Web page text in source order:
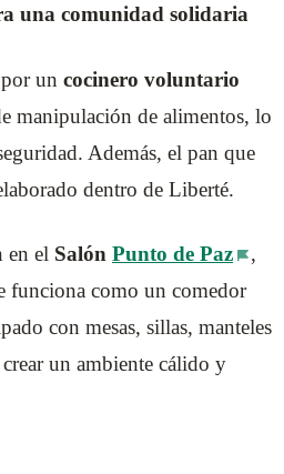
una comunidad solidaria
un cocinero voluntario
manipulación de alimentos, lo
Además, el pan que
dentro de Liberté.
en el Salón Punto de Paz
,
funciona como un comedor
con mesas, sillas, manteles
un ambiente cálido y